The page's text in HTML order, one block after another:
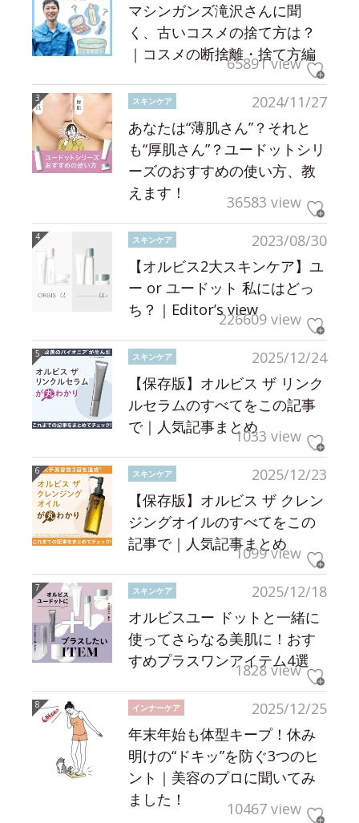
マシンガンズ滝沢さんに聞
く、古いコスメの捨て方は？
｜コスメの断捨離・捨て方編
65891 view
2024/11/27
スキンケア
あなたは“薄肌さん”？それと
も“厚肌さん”？ユードットシリ
ーズのおすすめの使い方、教
えます！
36583 view
2023/08/30
スキンケア
【オルビス2大スキンケア】ユ
ー or ユードット 私にはどっ
ち？｜Editor’s view226609 view
2025/12/24
スキンケア
【保存版】オルビス ザ リンク
ルセラムのすべてをこの記事
で｜人気記事まとめ1033 view
2025/12/23
スキンケア
【保存版】オルビス ザ クレン
ジングオイルのすべてをこの
記事で｜人気記事まとめ
1099 view
2025/12/18
スキンケア
オルビスユー ドットと一緒に
使ってさらなる美肌に！おす
すめプラスワンアイテム4選
1828 view
2025/12/25
インナーケア
年末年始も体型キープ！休み
明けの“ドキッ”を防ぐ3つのヒ
ント｜美容のプロに聞いてみ
ました！
10467 view